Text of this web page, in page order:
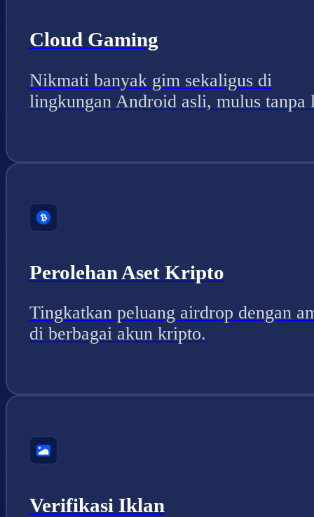
Cloud Gaming
Nikmati banyak gim sekaligus di
lingkungan Android asli, mulus tanpa
Perolehan Aset Kripto
Tingkatkan peluang airdrop dengan
di berbagai akun kripto.
Verifikasi Iklan